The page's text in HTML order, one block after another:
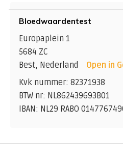
Bloedwaardentest
Europaplein 1
5684 ZC
Best, Nederland
Open in
Kvk nummer: 82371938
BTW nr: NL862439693B01
IBAN: NL29 RABO